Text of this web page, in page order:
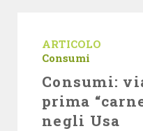
ARTICOLO
Consumi
Consumi:
prima
negli Usa